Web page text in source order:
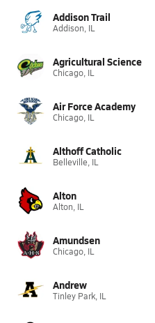
Addison Trail
Addison, IL
Agricultural Science
Chicago, IL
Air Force Academy
Chicago, IL
Althoff Catholic
Belleville, IL
Alton
Alton, IL
Amundsen
Chicago, IL
Andrew
Tinley Park, IL